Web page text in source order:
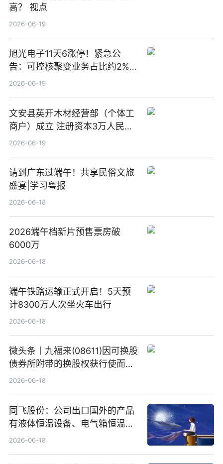
高？ 视点
2026-06-19
旭光电子11天6涨停！紧急公
告：可控核聚变业务占比约2%！
前沿热点
2026-06-19
文安县英开木材经营部（个体工
商户）成立 注册资本3万人民币
新要闻
2026-06-19
请到广东过端午！共享民俗文旅
盛宴|学习粤报
2026-06-18
2026端午档新片预售票房破
6000万
2026-06-18
端午铁路运输正式开启！5天预
计8300万人次坐火车出行
2026-06-18
微头条丨九福来(08611)因可换股
债券所附带的换股权获行使而发
行5200万股
2026-06-18
同飞股份：公司出口国外的产品
有液体恒温设备、电气箱恒温装
置、纯水冷却单元和特种换热器
2026-06-18